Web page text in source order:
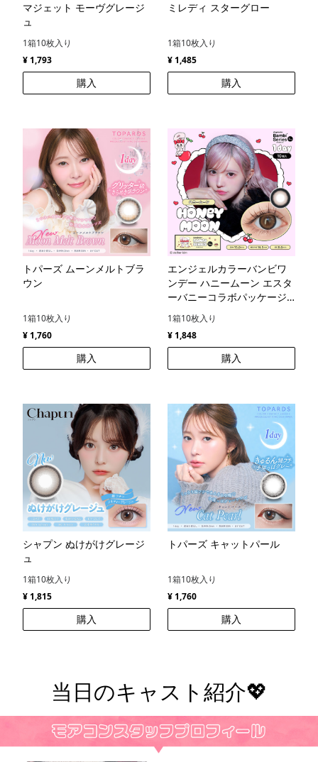
マジェット モーヴグレージ
ュ
1箱10枚入り
¥ 1,793
購入
ミレディ スターグロー
1箱10枚入り
¥ 1,485
購入
トパーズ ムーンメルトブラ
ウン
1箱10枚入り
¥ 1,760
購入
エンジェルカラーバンビワ
ンデー ハニームーン エスタ
ーバニーコラボパッケージ
10枚
1箱10枚入り
¥ 1,848
購入
シャプン ぬけがけグレージ
ュ
1箱10枚入り
¥ 1,815
購入
トパーズ キャットパール
1箱10枚入り
¥ 1,760
購入
当日のキャスト紹介💖